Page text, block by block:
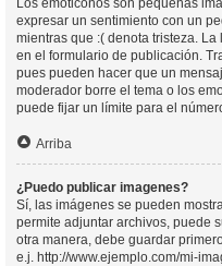
Los emoticonos son pequeñas
expresar un sentimiento con un
mientras que :( denota tristeza.
en el formulario de publicación.
pues pueden hacer que un
moderador borre el tema o los
puede fijar un límite para el
Arriba
¿Puedo publicar imagenes?
Sí, las imágenes se pueden
permite adjuntar archivos, puede
otra manera, debe guardar
e.j. http://www.ejemplo.com/mi-